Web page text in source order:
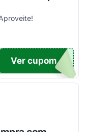
OM10
Ver cupom